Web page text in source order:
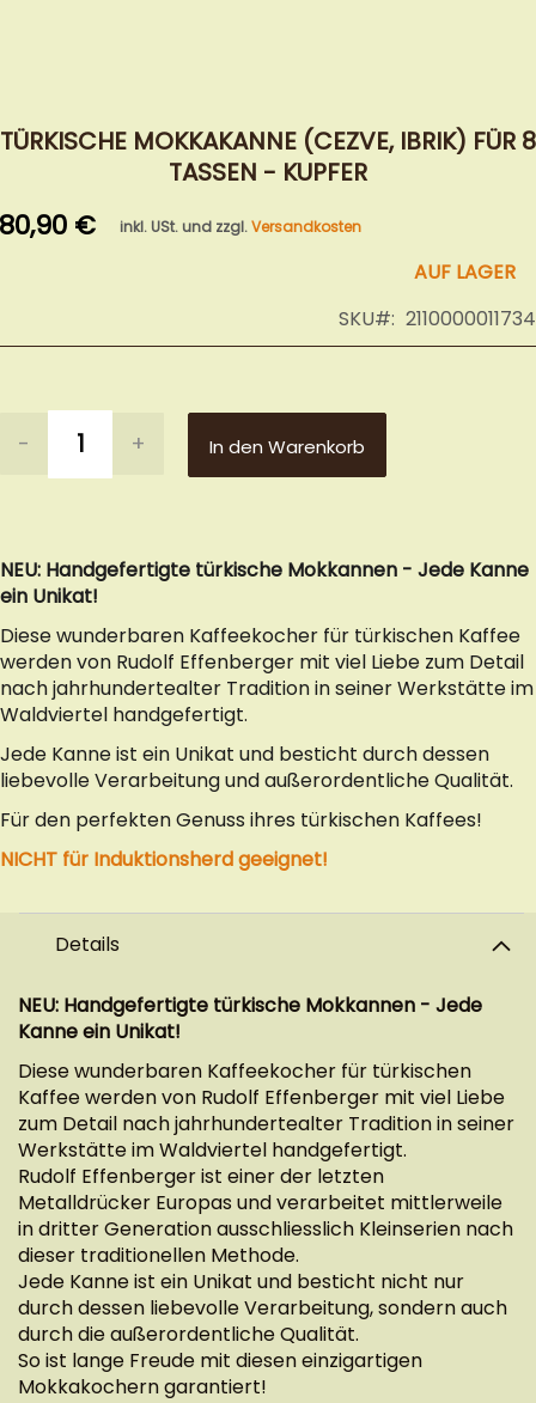
Anfang
springen
TÜRKISCHE MOKKAKANNE (CEZVE, IBRIK) FÜR 8
TASSEN - KUPFER
80,90 € inkl. USt. und zzgl.Versandkosten
AUF LAGER
SKU
2110000011734
- + In den Warenkorb
NEU: Handgefertigte türkische Mokkannen - Jede Kanne
ein Unikat!
Diese wunderbaren Kaffeekocher für türkischen Kaffee
werden von Rudolf Effenberger mit viel Liebe zum Detail
nach jahrhundertealter Tradition in seiner Werkstätte im
Waldviertel handgefertigt.
Jede Kanne ist ein Unikat und besticht durch dessen
liebevolle Verarbeitung und außerordentliche Qualität.
Für den perfekten Genuss ihres türkischen Kaffees!
NICHT für Induktionsherd geeignet!
Details
NEU: Handgefertigte türkische Mokkannen - Jede
Kanne ein Unikat!
Diese wunderbaren Kaffeekocher für türkischen
Kaffee werden von Rudolf Effenberger mit viel Liebe
zum Detail nach jahrhundertealter Tradition in seiner
Werkstätte im Waldviertel handgefertigt.
Rudolf Effenberger ist einer der letzten
Metalldrücker Europas und verarbeitet mittlerweile
in dritter Generation ausschliesslich Kleinserien nach
dieser traditionellen Methode.
Jede Kanne ist ein Unikat und besticht nicht nur
durch dessen liebevolle Verarbeitung, sondern auch
durch die außerordentliche Qualität.
So ist lange Freude mit diesen einzigartigen
Mokkakochern garantiert!